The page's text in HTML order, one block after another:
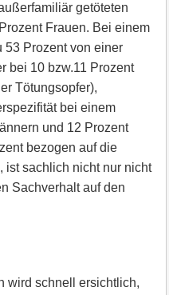
getöteten
Frauen. Bei einem
53 Prozent von einer
bei 10 bzw.11 Prozent
Tötungsopfer),
bei einem
und 12 Prozent
bezogen auf die
ist sachlich nicht nur nicht
Sachverhalt auf den
wird schnell ersichtlich,